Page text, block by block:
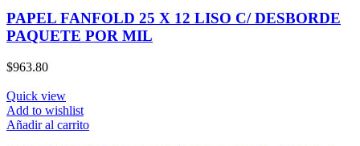
PAPEL FANFOLD 25 X 12 LISO C/ DESBORDE
PAQUETE POR MIL
$963.80
Quick view
Add to wishlist
Añadir al carrito